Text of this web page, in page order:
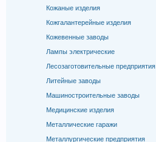
Кожаные изделия
Кожгалантерейные изделия
Кожевенные заводы
Лампы электрические
Лесозаготовительные предприятия
Литейные заводы
Машиностроительные заводы
Медицинские изделия
Металлические гаражи
Металлургические предприятия